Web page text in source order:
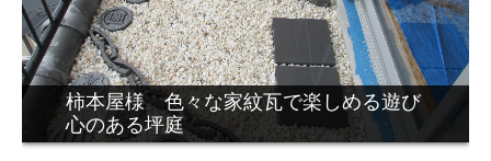
(株)カキモト様 モダンな市松模様に躍
動感のある瓦のオブジェ